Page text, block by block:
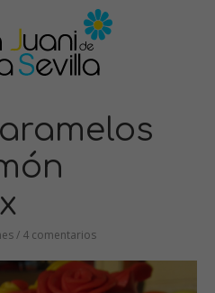
/ 4 comentarios